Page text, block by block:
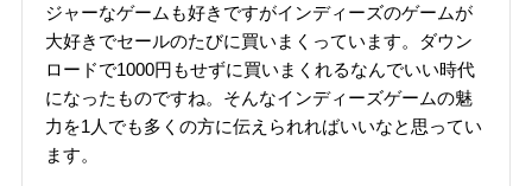
ジャーなゲームも好きですがインディーズのゲームが
大好きでセールのたびに買いまくっています。ダウン
ロードで1000円もせずに買いまくれるなんでいい時代
になったものですね。そんなインディーズゲームの魅
力を1人でも多くの方に伝えられればいいなと思ってい
ます。